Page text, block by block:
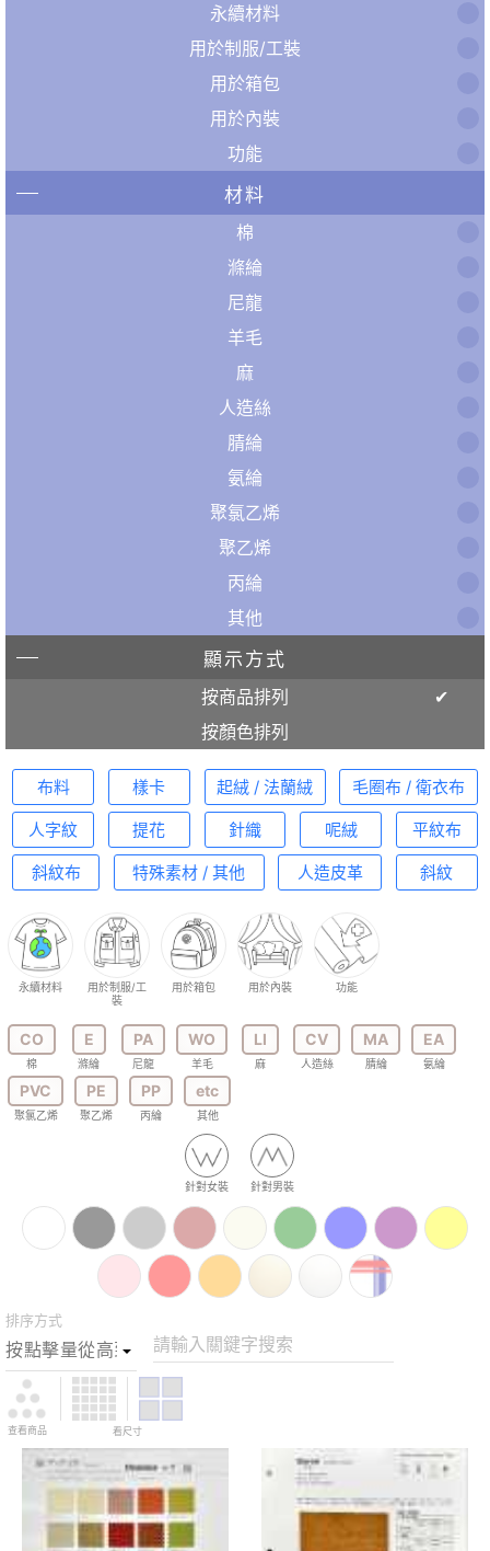
永續材料
用於制服/工裝
用於箱包
用於內裝
功能
材料
棉
滌綸
尼龍
羊毛
麻
人造絲
腈綸
氨綸
聚氯乙烯
聚乙烯
丙綸
其他
顯示方式
按商品排列
按顏色排列
布料 樣卡 起絨 / 法蘭絨 毛圈布 / 衛衣布
人字紋 提花 針織 呢絨 平紋布
斜紋布 特殊素材 / 其他 人造皮革 斜紋
永續材料
用於制服/工
裝
用於箱包 用於內裝 功能
CO
棉
E
滌綸
PA
尼龍
WO
羊毛
LI
麻
CV
人造絲
MA
腈綸
EA
氨綸
PVC
聚氯乙烯
PE
聚乙烯
PP
丙綸
etc
其他
針對女裝 針對男裝
排序方式
請輸入關鍵字搜索
查看商品 看尺寸